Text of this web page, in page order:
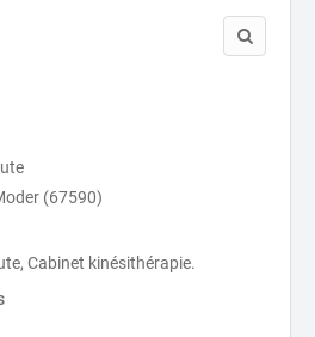
(67590)
Cabinet kinésithérapie.